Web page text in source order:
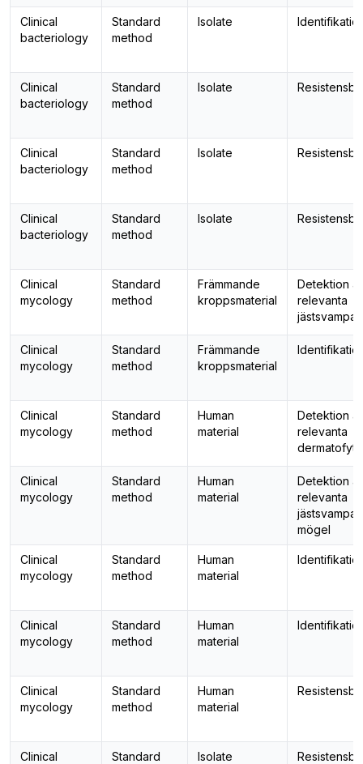
Clinical
bacteriology
Standard
method
Isolate
Clinical
bacteriology
Standard
method
Isolate
Clinical
bacteriology
Standard
method
Isolate
Clinical
bacteriology
Standard
method
Isolate
Clinical
mycology
Standard
method
Främmande
kroppsmaterial
Detektion
relevanta
jästsvampar
Clinical
mycology
Standard
method
Främmande
kroppsmaterial
Clinical
mycology
Standard
method
Human
material
Detektion
relevanta
Clinical
mycology
Standard
method
Human
material
Detektion
relevanta
mögel
Clinical
mycology
Standard
method
Human
material
Clinical
mycology
Standard
method
Human
material
Clinical
mycology
Standard
method
Human
material
Clinical
Standard
Isolate